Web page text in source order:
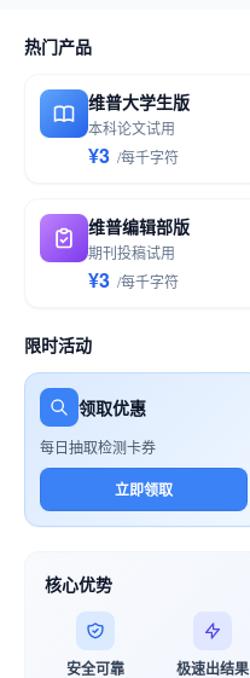
热门产品
维普大学生版
本科论文试用
¥3 /每千字符
维普编辑部版
期刊投稿试用
¥3 /每千字符
限时活动
领取优惠
每日抽取检测卡券
立即领取
核心优势
安全可靠 极速出结果